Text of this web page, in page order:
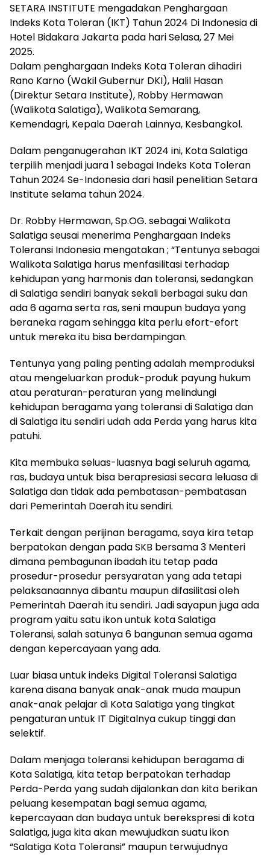
SETARA INSTITUTE mengadakan Penghargaan
Indeks Kota Toleran (IKT) Tahun 2024 Di Indonesia di
Hotel Bidakara Jakarta pada hari Selasa, 27 Mei
2025.
Dalam penghargaan Indeks Kota Toleran dihadiri
Rano Karno (Wakil Gubernur DKI), Halil Hasan
(Direktur Setara Institute), Robby Hermawan
(Walikota Salatiga), Walikota Semarang,
Kemendagri, Kepala Daerah Lainnya, Kesbangkol.
Dalam penganugerahan IKT 2024 ini, Kota Salatiga
terpilih menjadi juara 1 sebagai Indeks Kota Toleran
Tahun 2024 Se-Indonesia dari hasil penelitian Setara
Institute selama tahun 2024.
Dr. Robby Hermawan, Sp.OG. sebagai Walikota
Salatiga seusai menerima Penghargaan Indeks
Toleransi Indonesia mengatakan ; “Tentunya sebagai
Walikota Salatiga harus menfasilitasi terhadap
kehidupan yang harmonis dan toleransi, sedangkan
di Salatiga sendiri banyak sekali berbagai suku dan
ada 6 agama serta ras, seni maupun budaya yang
beraneka ragam sehingga kita perlu efort-efort
untuk mereka itu bisa berdampingan.
Tentunya yang paling penting adalah memproduksi
atau mengeluarkan produk-produk payung hukum
atau peraturan-peraturan yang melindungi
kehidupan beragama yang toleransi di Salatiga dan
di Salatiga itu sendiri udah ada Perda yang harus kita
patuhi.
Kita membuka seluas-luasnya bagi seluruh agama,
ras, budaya untuk bisa berapresiasi secara leluasa di
Salatiga dan tidak ada pembatasan-pembatasan
dari Pemerintah Daerah itu sendiri.
Terkait dengan perijinan beragama, saya kira tetap
berpatokan dengan pada SKB bersama 3 Menteri
dimana pembagunan ibadah itu tetap pada
prosedur-prosedur persyaratan yang ada tetapi
pelaksanaannya dibantu maupun difasilitasi oleh
Pemerintah Daerah itu sendiri. Jadi sayapun juga ada
program yaitu satu ikon untuk kota Salatiga
Toleransi, salah satunya 6 bangunan semua agama
dengan kepercayaan yang ada.
Luar biasa untuk indeks Digital Toleransi Salatiga
karena disana banyak anak-anak muda maupun
anak-anak pelajar di Kota Salatiga yang tingkat
pengaturan untuk IT Digitalnya cukup tinggi dan
selektif.
Dalam menjaga toleransi kehidupan beragama di
Kota Salatiga, kita tetap berpatokan terhadap
Perda-Perda yang sudah dijalankan dan kita berikan
peluang kesempatan bagi semua agama,
kepercayaan dan budaya untuk berekspresi di kota
Salatiga, juga kita akan mewujudkan suatu ikon
“Salatiga Kota Toleransi” maupun terwujudnya